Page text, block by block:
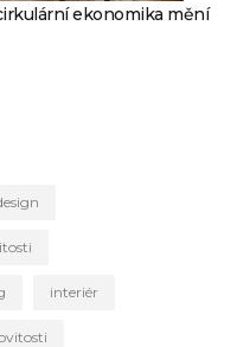
ekonomika mění
interiér